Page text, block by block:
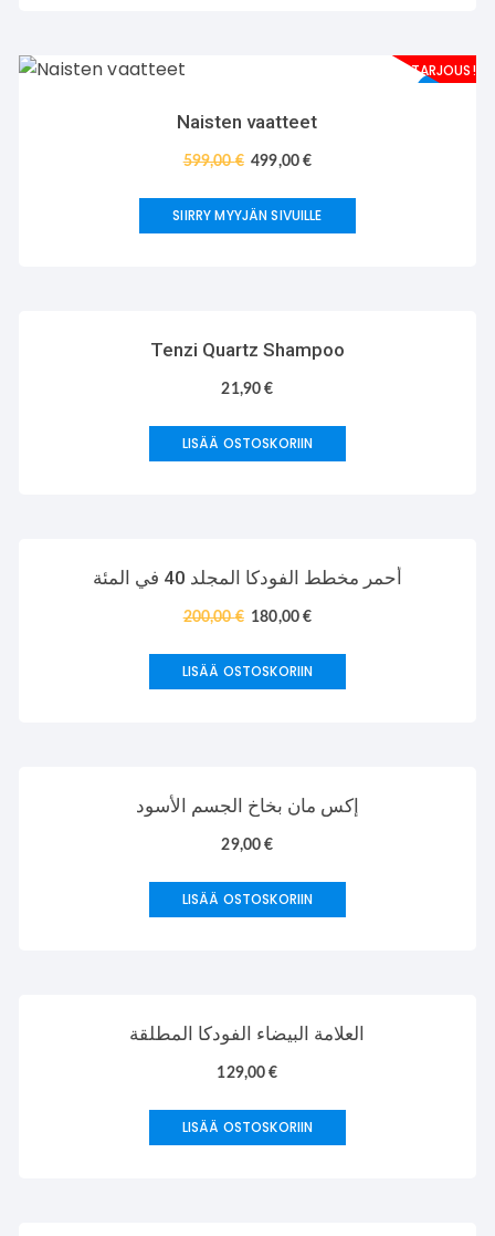
TARJOUS!
Naisten vaatteet
599,00€ 499,00€
SIIRRY MYYJÄN SIVUILLE
Tenzi Quartz Shampoo
21,90€
LISÄÄ OSTOSKORIIN
أحمر مخطط الفودكا المجلد 40 في المئة
200,00€ 180,00€
LISÄÄ OSTOSKORIIN
إكس مان بخاخ الجسم الأسود
29,00€
LISÄÄ OSTOSKORIIN
العلامة البيضاء الفودكا المطلقة
129,00€
LISÄÄ OSTOSKORIIN